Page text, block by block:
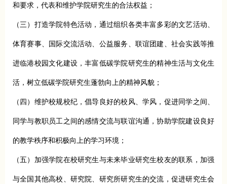
和要求，代表和维护学院研究生的合法权益；
（三）打造学院特色活动，通过组织各类丰富多彩的文艺活动、
体育赛事、国际交流活动、公益服务、联谊团建、社会实践等推
进临港校园文化建设，丰富低碳学院研究生的精神生活与文化生
活，树立低碳学院研究生蓬勃向上的精神风貌；
（四）维护校规校纪，倡导良好的校风、学风，促进同学之间、
同学与教职员工之间的感情交流与联谊沟通，协助学院建设良好
的教学秩序和积极向上的学习环境；
（五）加强学院在校研究生与未来毕业研究生校友的联系，加强
与全国其他高校、研究院、研究所研究生的交流，促进研究生会